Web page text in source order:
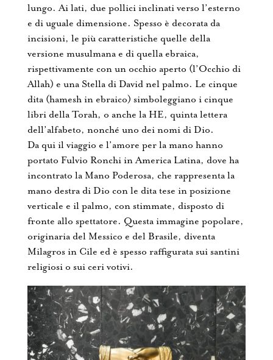
lungo. Ai lati, due pollici inclinati verso l’esterno
e di uguale dimensione. Spesso è decorata da
incisioni, le più caratteristiche quelle della
versione musulmana e di quella ebraica,
rispettivamente con un occhio aperto (l’Occhio di
Allah) e una Stella di David nel palmo. Le cinque
dita (hamesh in ebraico) simboleggiano i cinque
libri della Torah, o anche la HE, quinta lettera
dell’alfabeto, nonché uno dei nomi di Dio.
Da qui il viaggio e l’amore per la mano hanno
portato Fulvio Ronchi in America Latina, dove ha
incontrato la Mano Poderosa, che rappresenta la
mano destra di Dio con le dita tese in posizione
verticale e il palmo, con stimmate, disposto di
fronte allo spettatore. Questa immagine popolare,
originaria del Messico e del Brasile, diventa
Milagros in Cile ed è spesso raffigurata sui santini
religiosi o sui ceri votivi.